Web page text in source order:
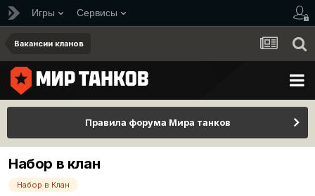
Игры Сервисы
Вакансии кланов
Правила форума Мира танков
Набор в клан
Набор в Клан